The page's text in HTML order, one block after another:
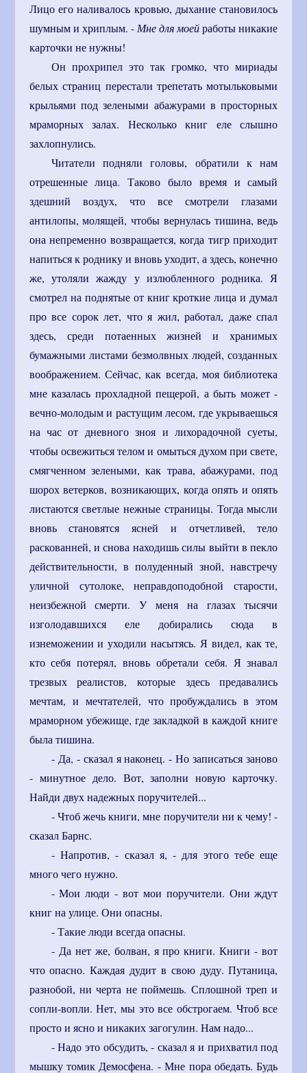
Лицо его наливалось кровью, дыхание становилось
шумным и хриплым. - Мне для моейработы никакие
карточки не нужны!
Он прохрипел это так громко, что мириады
белых страниц перестали трепетать мотыльковыми
крыльями под зелеными абажурами в просторных
мраморных залах. Несколько книг еле слышно
захлопнулись.
Читатели подняли головы, обратили к нам
отрешенные лица. Таково было время и самый
здешний воздух, что все смотрели глазами
антилопы, молящей, чтобы вернулась тишина, ведь
она непременно возвращается, когда тигр приходит
напиться к роднику и вновь уходит, а здесь, конечно
же, утоляли жажду у излюбленного родника. Я
смотрел на поднятые от книг кроткие лица и думал
про все сорок лет, что я жил, работал, даже спал
здесь, среди потаенных жизней и хранимых
бумажными листами безмолвных людей, созданных
воображением. Сейчас, как всегда, моя библиотека
мне казалась прохладной пещерой, а быть может -
вечно-молодым и растущим лесом, где укрываешься
на час от дневного зноя и лихорадочной суеты,
чтобы освежиться телом и омыться духом при свете,
смягченном зелеными, как трава, абажурами, под
шорох ветерков, возникающих, когда опять и опять
листаются светлые нежные страницы. Тогда мысли
вновь становятся ясней и отчетливей, тело
раскованней, и снова находишь силы выйти в пекло
действительности, в полуденный зной, навстречу
уличной сутолоке, неправдоподобной старости,
неизбежной смерти. У меня на глазах тысячи
изголодавшихся еле добирались сюда в
изнеможении и уходили насытясь. Я видел, как те,
кто себя потерял, вновь обретали себя. Я знавал
трезвых реалистов, которые здесь предавались
мечтам, и мечтателей, что пробуждались в этом
мраморном убежище, где закладкой в каждой книге
была тишина.
- Да, - сказал я наконец. - Но записаться заново
- минутное дело. Вот, заполни новую карточку.
Найди двух надежных поручителей...
- Чтоб жечь книги, мне поручители ни к чему! -
сказал Барнс.
- Напротив, - сказал я, - для этого тебе еще
много чего нужно.
- Мои люди - вот мои поручители. Они ждут
книг на улице. Они опасны.
- Такие люди всегда опасны.
- Да нет же, болван, я про книги. Книги - вот
что опасно. Каждая дудит в свою дуду. Путаница,
разнобой, ни черта не поймешь. Сплошной треп и
сопли-вопли. Нет, мы это все обстрогаем. Чтоб все
просто и ясно и никаких загогулин. Нам надо...
- Надо это обсудить, - сказал я и прихватил под
мышку томик Демосфена. - Мне пора обедать. Будь